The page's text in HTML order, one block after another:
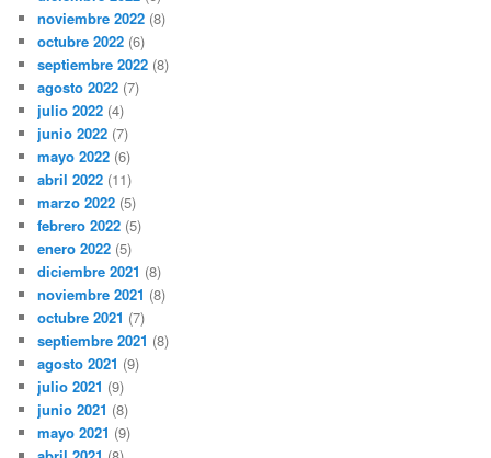
noviembre 2022 (8)
octubre 2022 (6)
septiembre 2022 (8)
agosto 2022 (7)
julio 2022 (4)
junio 2022 (7)
mayo 2022 (6)
abril 2022 (11)
marzo 2022 (5)
febrero 2022 (5)
enero 2022 (5)
diciembre 2021 (8)
noviembre 2021 (8)
octubre 2021 (7)
septiembre 2021 (8)
agosto 2021 (9)
julio 2021 (9)
junio 2021 (8)
mayo 2021 (9)